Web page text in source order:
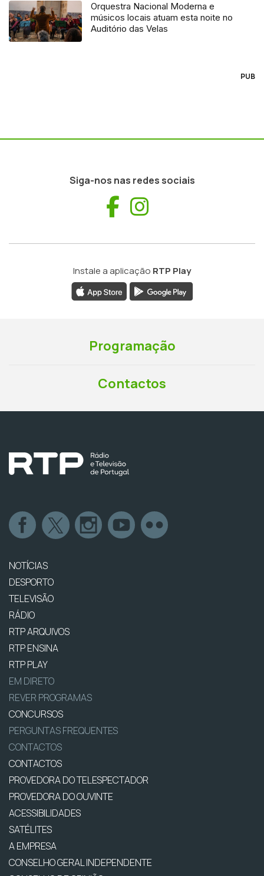
Orquestra Nacional Moderna e
músicos locais atuam esta noite no
Auditório das Velas
PUB
Siga-nos nas redes sociais
Facebook
Instale a aplicação RTP Play
Programação
Contactos
NOTÍCIAS
DESPORTO
TELEVISÃO
RÁDIO
RTP ARQUIVOS
RTP ENSINA
RTP PLAY
EM DIRETO
REVER PROGRAMAS
CONCURSOS
PERGUNTAS FREQUENTES
CONTACTOS
CONTACTOS
PROVEDORA DO TELESPECTADOR
PROVEDORA DO OUVINTE
ACESSIBILIDADES
SATÉLITES
A EMPRESA
CONSELHO GERAL INDEPENDENTE